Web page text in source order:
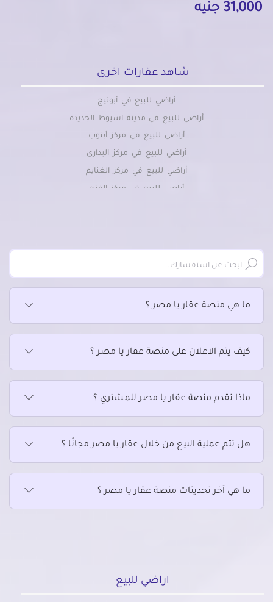
31,000 جنيه
شاهد عقارات اخرى
أراضي للبيع في أبوتيج
أراضي للبيع في مدينة اسيوط الجديدة
أراضي للبيع في مركز أبنوب
أراضي للبيع في مركز البدارى
أراضي للبيع في مركز الغنايم
أراضي للبيع في مركز الفتح
أراضي للبيع في مركز منفلوط
ما هي منصة عقار يا مصر ؟
كيف يتم الاعلان على منصة عقار يا مصر ؟
ماذا تقدم منصة عقار يا مصر للمشتري ؟
هل تتم عملية البيع من خلال عقار يا مصر مجانًا ؟
ما هي آخر تحديثات منصة عقار يا مصر ؟
اراضي للبيع